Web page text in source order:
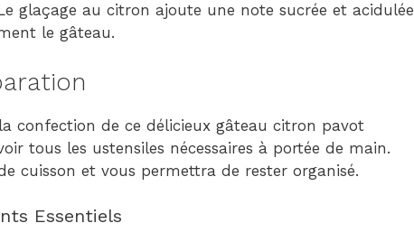
glaçage au citron ajoute une note sucrée et acidulée
le gâteau.
confection de ce délicieux gâteau citron pavot
tous les ustensiles nécessaires à portée de main.
cuisson et vous permettra de rester organisé.
Essentiels